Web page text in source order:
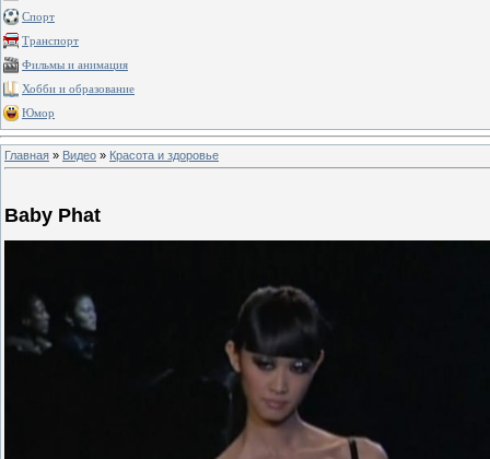
Спорт
Транспорт
Фильмы и анимация
Хобби и образование
Юмор
Главная » Видео » Красота и здоровье
Baby Phat